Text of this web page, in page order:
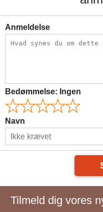
Anmeldelse
Bedømmelse: Ingen
Navn
Tilmeld dig vores